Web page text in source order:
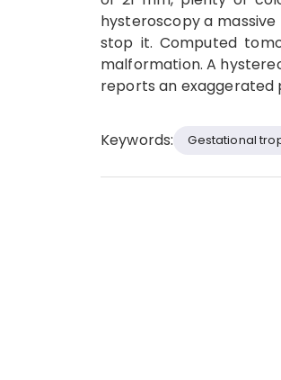
hysteroscopy a
stop it. Computed
malformation. A
reports an exaggerated
Keywords: Gestational